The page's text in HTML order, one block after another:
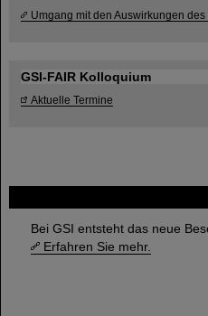
Bei GSI entsteht das neue
Erfahren Sie mehr.
Umgang mit den Auswirkungen
GSI-FAIR Kolloquium
Aktuelle Termine